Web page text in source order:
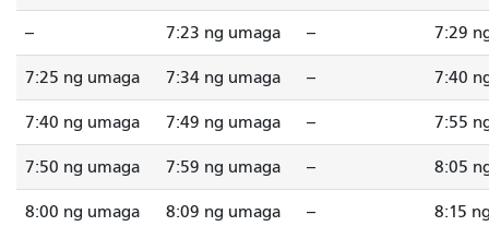
-- 7:23 ng umaga -- 7:29
7:25 ng umaga 7:34 ng umaga -- 7:40
7:40 ng umaga 7:49 ng umaga -- 7:55
7:50 ng umaga 7:59 ng umaga -- 8:05
8:00 ng umaga 8:09 ng umaga -- 8:15